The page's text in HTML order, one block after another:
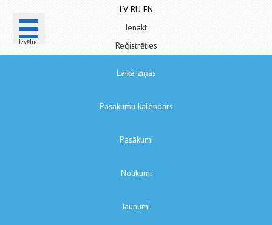
Izvēlne
LV RU EN
Ienākt
Reģistrēties
Laika ziņas
Pasākumu kalendārs
Pasākumi
Notikumi
Jaunumi